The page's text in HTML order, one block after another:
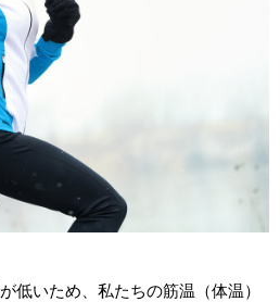
低いため、私たちの筋温（体温）